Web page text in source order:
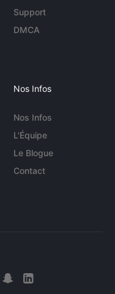
Support
DMCA
Nos Infos
Nos Infos
L'Équipe
Le Blogue
Contact